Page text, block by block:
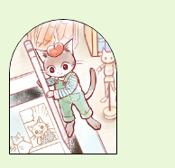
ます。 マンガ持ち込